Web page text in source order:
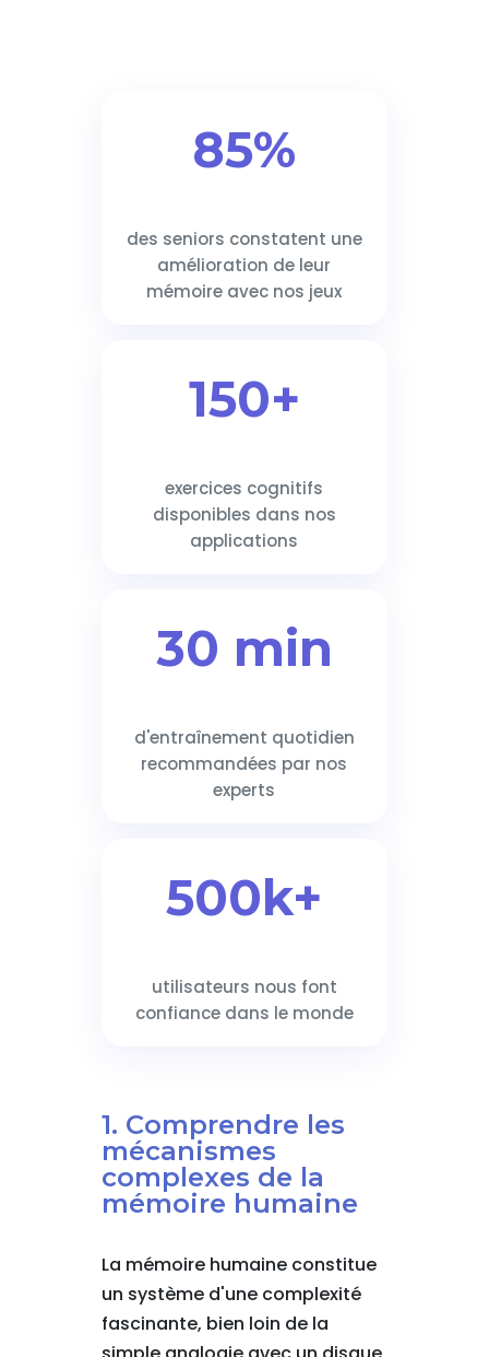
85%
des seniors constatent une
amélioration de leur
mémoire avec nos jeux
150+
exercices cognitifs
disponibles dans nos
applications
30 min
d'entraînement quotidien
recommandées par nos
experts
500k+
utilisateurs nous font
confiance dans le monde
1. Comprendre les
mécanismes
complexes de la
mémoire humaine
La mémoire humaine constitue
un système d'une complexité
fascinante, bien loin de la